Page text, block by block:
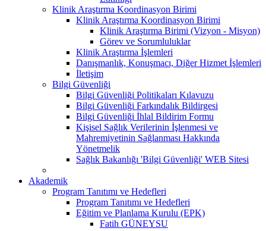
Klinik Araştırma Koordinasyon Birimi
Klinik Araştırma Koordinasyon Birimi
Klinik Araştırma Birimi (Vizyon - Misyon)
Görev ve Sorumluluklar
Klinik Araştırma İşlemleri
Danışmanlık, Konuşmacı, Diğer Hizmet İşlemleri
İletişim
Bilgi Güvenliği
Bilgi Güvenliği Politikaları Kılavuzu
Bilgi Güvenliği Farkındalık Bildirgesi
Bilgi Güvenliği İhlal Bildirim Formu
Kişisel Sağlık Verilerinin İşlenmesi ve
Mahremiyetinin Sağlanması Hakkında
Yönetmelik
Sağlık Bakanlığı 'Bilgi Güvenliği' WEB Sitesi
Akademik
Program Tanıtımı ve Hedefleri
Program Tanıtımı ve Hedefleri
Eğitim ve Planlama Kurulu (EPK)
Fatih GÜNEYSU